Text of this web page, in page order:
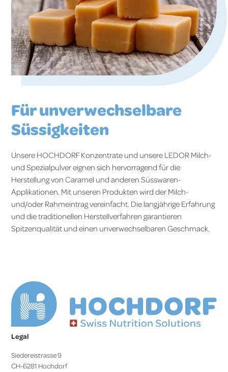
Für unverwechselbare
Süssigkeiten
Unsere HOCHDORF Konzentrate und unsere LEDOR Milch-
und Spezialpulver eignen sich hervorragend für die
Herstellung von Caramel und anderen Süsswaren-
Applikationen. Mit unseren Produkten wird der Milch-
und/oder Rahmeintrag vereinfacht. Die langjährige Erfahrung
und die traditionellen Herstellverfahren garantieren
Spitzenqualität und einen unverwechselbaren Geschmack.
Legal
Siedereistrasse 9
CH-6281 Hochdorf